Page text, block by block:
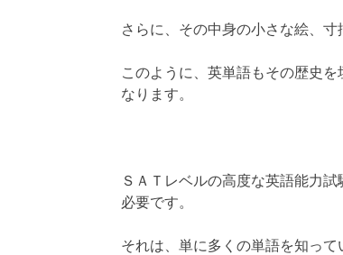
さらに、その中身の小さな絵、寸
このように、英単語もその歴史
なります。
ＳＡＴレベルの高度な英語能力
必要です。
それは、単に多くの単語を知っ